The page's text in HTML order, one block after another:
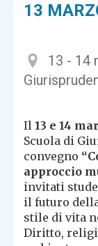
13
13 - 14
Il13 e 14
Scuola di
convegno
approccio
invitati
il futuro
stile di vita
Diritto,